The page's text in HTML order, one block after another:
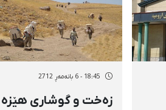
18:45 - 6 بانەمەڕ 2712
زەخت و گوشاری هێزە